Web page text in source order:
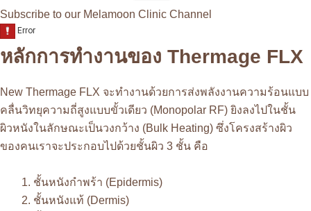
Subscribe to our Melamoon Clinic Channel
หลักการทำงานของ Thermage FLX
New Thermage FLX จะทำงานด้วยการส่งพลังงานความร้อนแบบ
คลื่นวิทยุความถี่สูงแบบขั้วเดียว (Monopolar RF) ยิงลงไปในชั้น
ผิวหนังในลักษณะเป็นวงกว้าง (Bulk Heating) ซึ่งโครงสร้างผิว
ของคนเราจะประกอบไปด้วยชั้นผิว 3 ชั้น คือ
ชั้นหนังกําพร้า (Epidermis)
ชั้นหนังแท้ (Dermis)